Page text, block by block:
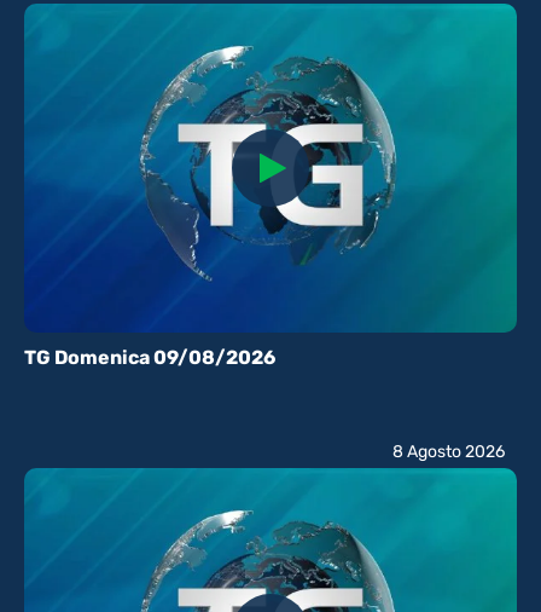
TG Domenica 09/08/2026
8 Agosto 2026